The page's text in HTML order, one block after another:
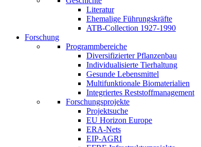
Literatur
Ehemalige Führungskräfte
ATB-Collection 1927-1990
Forschung
Programmbereiche
Diversifizierter Pflanzenbau
Individualisierte Tierhaltung
Gesunde Lebensmittel
Multifunktionale Biomaterialien
Integriertes Reststoffmanagement
Forschungsprojekte
Projektsuche
EU Horizon Europe
ERA-Nets
EIP-AGRI